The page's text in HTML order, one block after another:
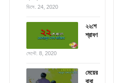
ডিসে. 24, 2020
২২শে
শ্রাবণ
সেপ্টে. 8, 2020
মেয়ের
বাবা